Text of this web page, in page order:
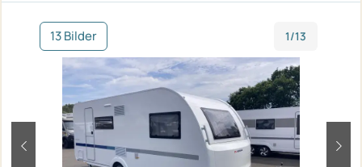
13 Bilder 1/13
zurück